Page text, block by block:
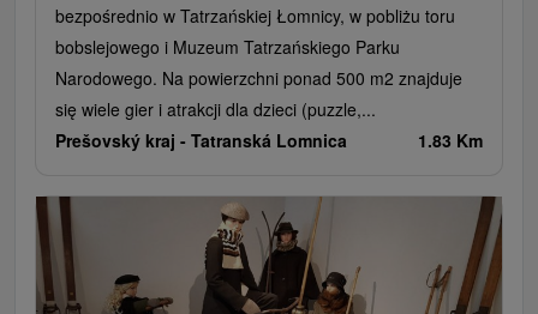
bezpośrednio w Tatrzańskiej Łomnicy, w pobliżu toru
bobslejowego i Muzeum Tatrzańskiego Parku
Narodowego. Na powierzchni ponad 500 m2 znajduje
się wiele gier i atrakcji dla dzieci (puzzle,...
Prešovský kraj - Tatranská Lomnica 1.83 Km